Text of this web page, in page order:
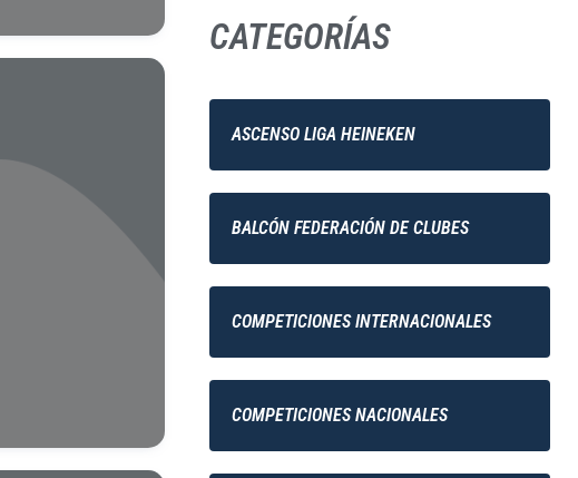
CATEGORÍAS
ASCENSO LIGA HEINEKEN
BALCÓN FEDERACIÓN DE CLUBES
COMPETICIONES INTERNACIONALES
COMPETICIONES NACIONALES